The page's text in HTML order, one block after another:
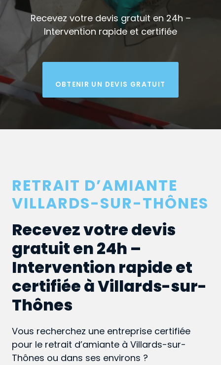
Recevez votre devis gratuit en 24h –
Intervention rapide et certifiée
OBTENIR UN DEVIS GRATUIT
RETRAIT D’AMIANTE
VILLARDS-SUR-THÔNES
Recevez votre devis
gratuit en 24h –
Intervention rapide et
certifiée à Villards-sur-
Thônes
Vous recherchez une entreprise certifiée
pour le retrait d’amiante à Villards-sur-
Thônes ou dans ses environs ?